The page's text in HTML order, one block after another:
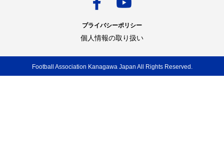
プライバシーポリシー
個人情報の取り扱い
Football Association Kanagawa Japan All Rights Reserved.